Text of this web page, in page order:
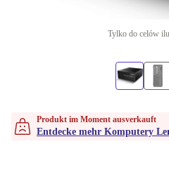
Tylko do celów
Produkt im Moment ausverkauft
Entdecke mehr Komputery